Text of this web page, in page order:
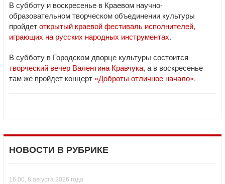
В субботу и воскресенье в Краевом научно-
образовательном творческом объединении культуры
пройдетоткрытый краевой фестиваль исполнителей,
играющих на русских народных инструментах.
В субботу в Городском дворце культуры состоится
творческий вечер Валентина Кравчука, а в воскресенье
там же пройдет концерт «Доброты отличное начало».
НОВОСТИ В РУБРИКЕ
16:00, 8 августа 2026 года